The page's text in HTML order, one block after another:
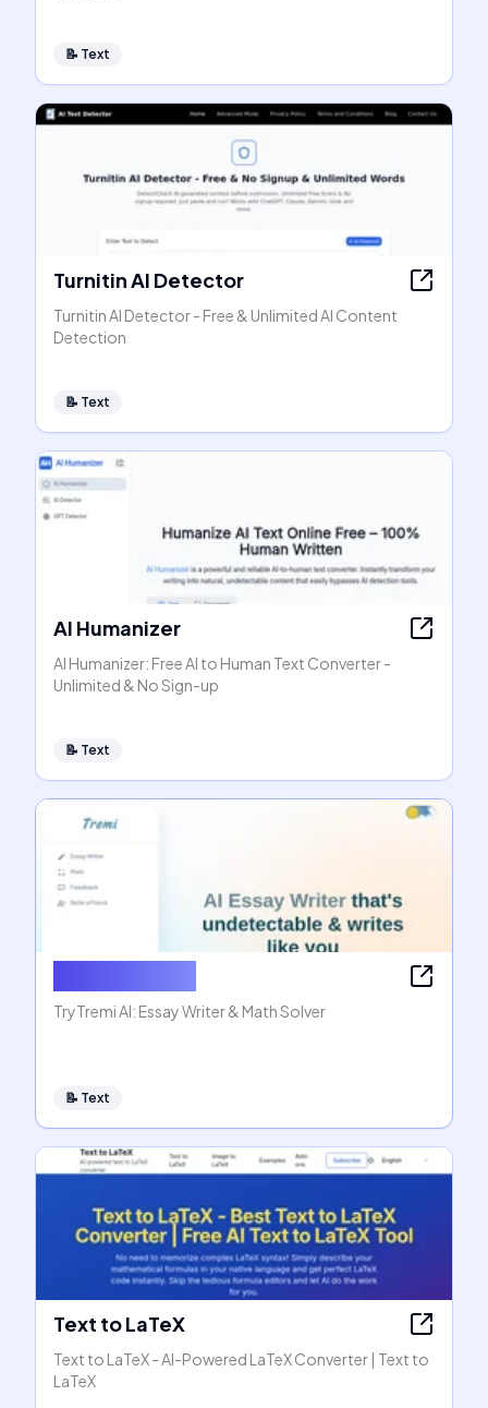
📝 Text
Turnitin AI Detector
Turnitin AI Detector - Free & Unlimited AI Content
Detection
📝 Text
AI Humanizer
AI Humanizer: Free AI to Human Text Converter -
Unlimited & No Sign-up
📝 Text
TryTremi AI: Essay Writer & Math Solver
📝 Text
Text to LaTeX
Text to LaTeX - AI-Powered LaTeX Converter | Text to
LaTeX